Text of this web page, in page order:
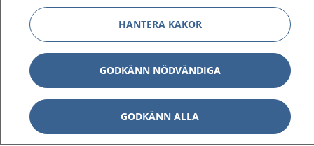
1177–tryggt om din hälsa och vård
På 1177.se får du råd om hälsa och information om
sjukdomar och vilka mottagningar du kan kontakta.
Logga in för att läsa din journal och göra dina
vårdärenden. Ring telefonnummer 1177 för
sjukvårdsrådgivning dygnet runt.
HANTERA KAKOR
GODKÄNN NÖDVÄNDIGA
GODKÄNN ALLA